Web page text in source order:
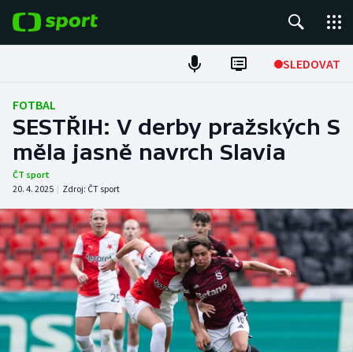
SLEDOVAT
Fotbal
Hokej
Tenis
Atletika
Cyklistika
DALŠÍ SPORTY
Americký fotbal
NEPŘEHLÉDNĚTE
FOTBAL
SESTŘIH: V derby pražských S
měla jasně navrch Slavia
ČT sport
20. 4. 2025 | Zdroj: ČT sport